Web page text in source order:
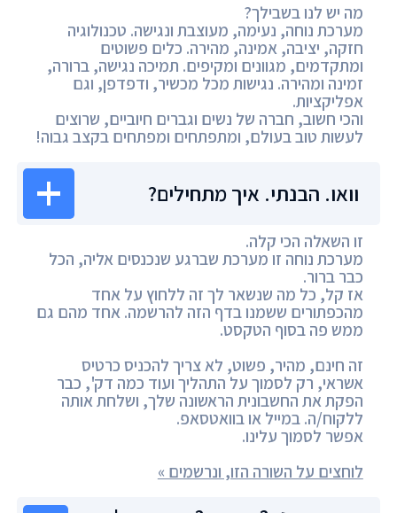
מה יש לנו בשבילך?
מערכת נוחה, נעימה, מעוצבת ונגישה. טכנולוגיה
חזקה, יציבה, אמינה, מהירה. כלים פשוטים
ומתקדמים, מגוונים ומקיפים. תמיכה נגישה, ברורה,
זמינה ומהירה. נגישות מכל מכשיר, ודפדפן, וגם
אפליקציות.
והכי חשוב, חברה של נשים וגברים חיוביים, שרוצים
לעשות טוב בעולם, ומתפתחים ומפתחים בקצב גבוה!
וואו. הבנתי. איך מתחילים?
זו השאלה הכי קלה.
מערכת נוחה זו מערכת שברגע שנכנסים אליה, הכל
כבר ברור.
אז קל, כל מה שנשאר לך זה ללחוץ על אחד
מהכפתורים ששמנו בדף הזה להרשמה. אחד מהם גם
ממש פה בסוף הטקסט.
זה חינם, מהיר, פשוט, לא צריך להכניס כרטיס
אשראי, רק לסמוך על התהליך ועוד כמה דק', כבר
הפקת את החשבונית הראשונה שלך, ושלחת אותה
ללקוח/ה. במייל או בוואטסאפ.
אפשר לסמוך עלינו.
לוחצים על השורה הזו, ונרשמים »